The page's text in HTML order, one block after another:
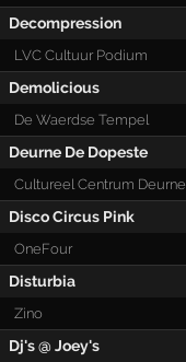
Decompression
LVC Cultuur Podium
Demolicious
De Waerdse Tempel
Deurne De Dopeste
Cultureel Centrum Deurne
Disco Circus Pink
OneFour
Disturbia
Zino
Dj's @ Joey's